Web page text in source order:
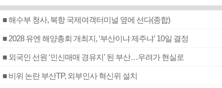
■ 해수부 청사, 북항 국제여객터미널 옆에 선다(종합)
■ 2028 유엔 해양총회 개최지, ‘부산이냐 제주냐’ 10일 결정
■ 외국인 선원 ‘인신매매 경유지’ 된 부산…우려가 현실로
■ 비위 논란 부산TP, 외부인사 혁신위 설치